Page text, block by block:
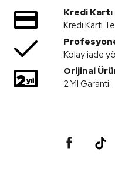
Kredi
Kredi Kartı
Kolay iade
Orijinal
2 Yıl Garanti